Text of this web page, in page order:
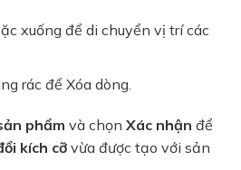
xuống để di chuyển vị trí các
rác để Xóa dòng.
phẩm và chọn Xác nhận để
kích cỡ vừa được tạo với sản